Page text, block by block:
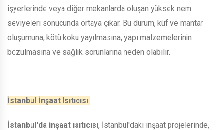
işyerlerinde veya diğer mekanlarda oluşan yüksek nem
seviyeleri sonucunda ortaya çıkar. Bu durum, küf ve mantar
oluşumuna, kötü koku yayılmasına, yapı malzemelerinin
bozulmasına ve sağlık sorunlarına neden olabilir.
İstanbul İnşaat Isıtıcısı
İstanbul'da inşaat ısıtıcısı, İstanbul'daki inşaat projelerinde,